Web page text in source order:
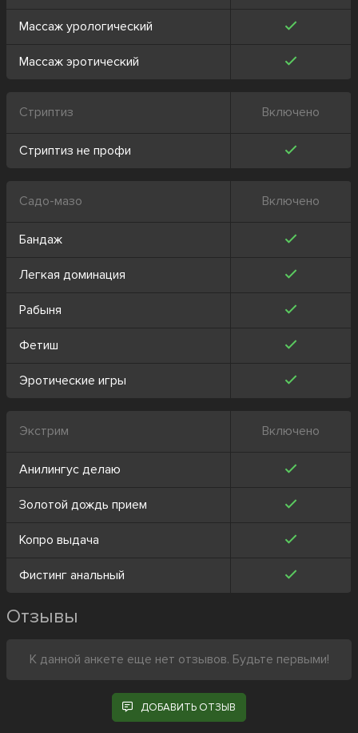
Массаж урологический
Массаж эротический
Стриптиз Включено
Стриптиз не профи
Садо-мазо Включено
Бандаж
Легкая доминация
Рабыня
Фетиш
Эротические игры
Экстрим Включено
Анилингус делаю
Золотой дождь прием
Копро выдача
Фистинг анальный
Отзывы
К данной анкете еще нет отзывов. Будьте первыми!
ДОБАВИТЬ ОТЗЫВ